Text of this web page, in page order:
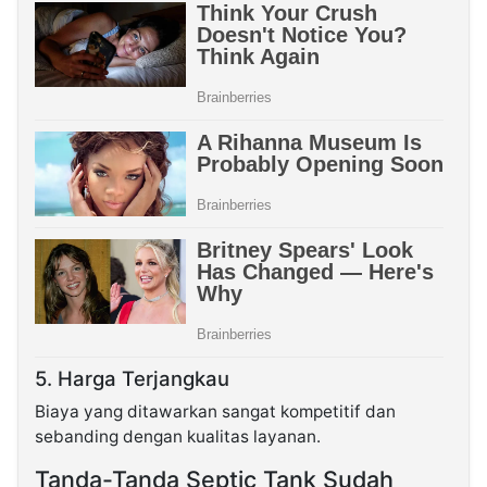
5. Harga Terjangkau
Biaya yang ditawarkan sangat kompetitif dan
sebanding dengan kualitas layanan.
Tanda-Tanda Septic Tank Sudah